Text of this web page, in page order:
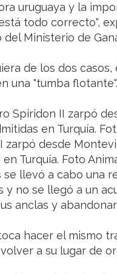
uruguaya y la
todo correcto",
del Ministerio de
de los dos
una "tumba flotante".
Spiridon II zarpó
en Turquía.
zarpó desde
Turquía. Foto
se llevó a cabo una
y no se llegó a un
anclas y
hacer el mismo
a su lugar de